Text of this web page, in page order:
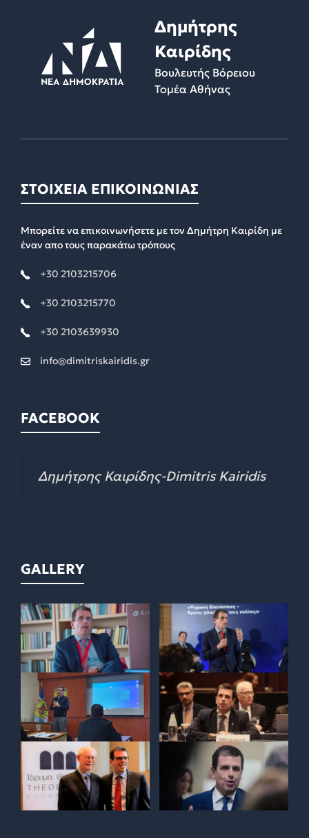
Δημήτρης
Καιρίδης
Βουλευτής Βόρειου
Τομέα Αθήνας
ΣΤΟΙΧΕΙΑ ΕΠΙΚΟΙΝΩΝΙΑΣ
Μπορείτε να επικοινωνήσετε με τον Δημήτρη Καιρίδη με
έναν απο τους παρακάτω τρόπους
+30 2103215706
+30 2103215770
+30 2103639930
info@dimitriskairidis.gr
FACEBOOK
Δημήτρης Καιρίδης-Dimitris Kairidis
GALLERY